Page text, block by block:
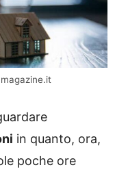
in quanto, ora,
poche ore